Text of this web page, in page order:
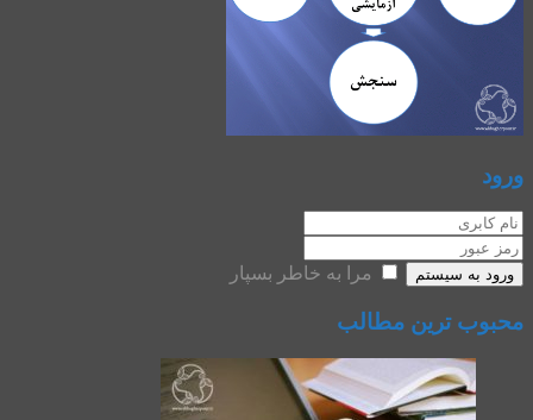
ورود
ورود به سیستم مرا به خاطر بسپار
محبوب ترین مطالب